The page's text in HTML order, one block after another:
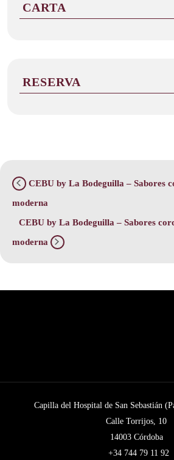
CARTA
RESERVA
CEBU by La Bodeguilla – Sabores
moderna
CEBU by La Bodeguilla – Sabores
moderna
Capilla del Hospital de San Sebastián
Calle Torrijos, 10
14003 Córdoba
+34 744 79 11 92